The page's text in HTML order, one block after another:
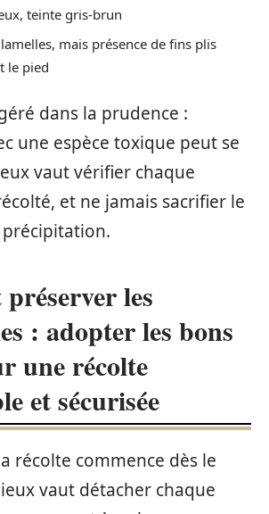
teinte gris-brun
mais présence de fins plis
le pied
dans la prudence :
une espèce toxique peut se
vaut vérifier chaque
et ne jamais sacrifier le
les
: adopter les bons
une récolte
et sécurisée
récolte commence dès le
vaut détacher chaque